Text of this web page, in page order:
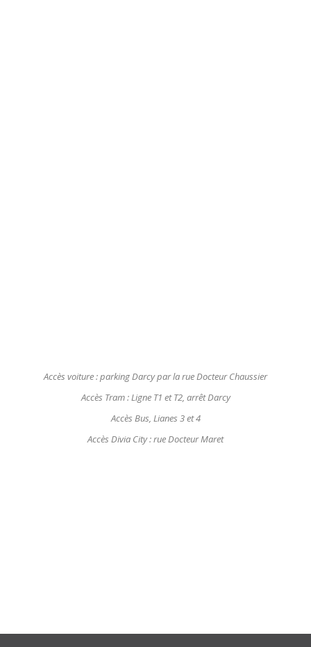
Accès voiture : parking Darcy par la rue Docteur Chaussier
Accès Tram : Ligne T1 et T2, arrêt Darcy
Accès Bus, Lianes 3 et 4
Accès Divia City : rue Docteur Maret